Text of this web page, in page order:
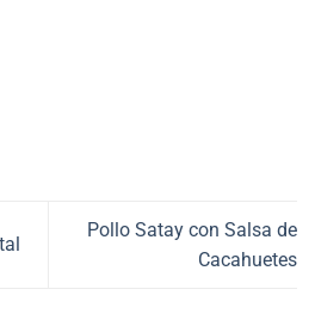
Pollo Satay con Salsa de
Cacahuetes